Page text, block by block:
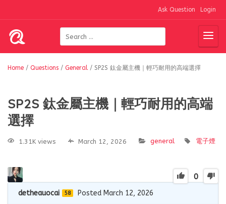
Ask Question Login
Home / Questions / General / SP2S 鈦金屬主機｜輕巧耐用的高端選擇
SP2S 鈦金屬主機｜輕巧耐用的高端
選擇
1.31K views March 12, 2026 general 電子煙
0
detheauocai 58 Posted March 12, 2026